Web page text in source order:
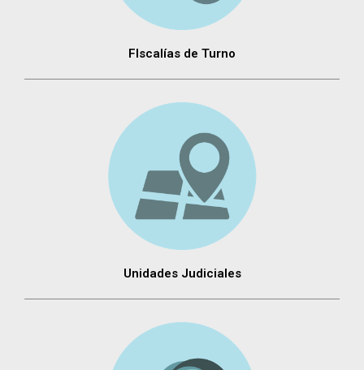
FIscalías de Turno
Unidades Judiciales